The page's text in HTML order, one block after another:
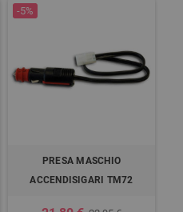
-5%
PRESA MASCHIO
ACCENDISIGARI TM72